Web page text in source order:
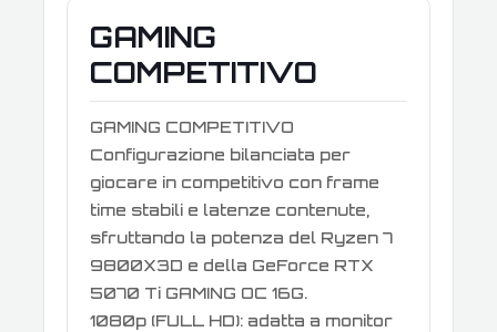
GAMING
COMPETITIVO
GAMING COMPETITIVO
Configurazione bilanciata per
giocare in competitivo con frame
time stabili e latenze contenute,
sfruttando la potenza del Ryzen 7
9800X3D e della GeForce RTX
5070 Ti GAMING OC 16G.
1080p (FULL HD): adatta a monitor